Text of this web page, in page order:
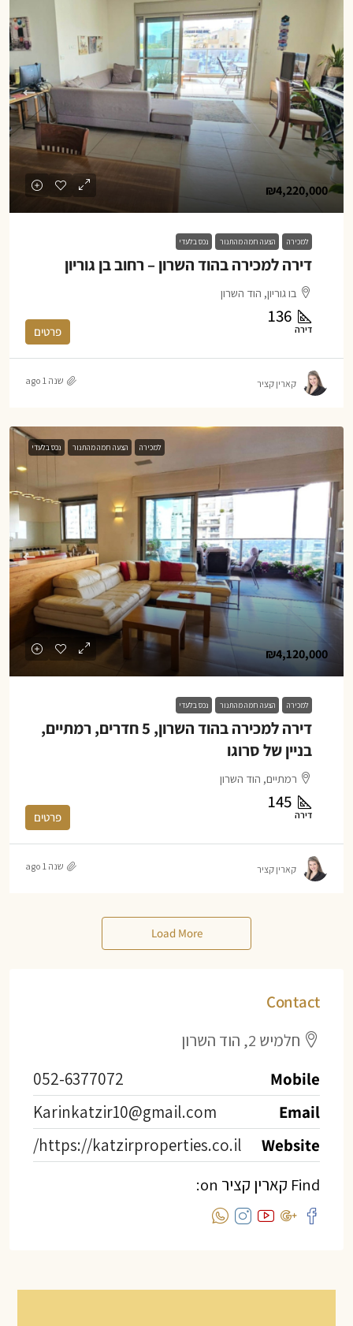
₪4,220,000
למכירה הצעה חמה מהתנור נכס בלעדי
דירה למכירה בהוד השרון – רחוב בן גוריון
בו גוריון, הוד השרון
136
דירה פרטים
קארין קציר שנה 1 ago
למכירה הצעה חמה מהתנור נכס בלעדי
₪4,120,000
למכירה הצעה חמה מהתנור נכס בלעדי
דירה למכירה בהוד השרון, 5 חדרים, רמתיים,
בניין של סרוגו
רמתיים, הוד השרון
145
דירה פרטים
קארין קציר שנה 1 ago
Load More
Contact
חלמיש 2, הוד השרון
Mobile
052-6377072
Email
Karinkatzir10@gmail.com
Website
https://katzirproperties.co.il/
Find קארין קציר on: